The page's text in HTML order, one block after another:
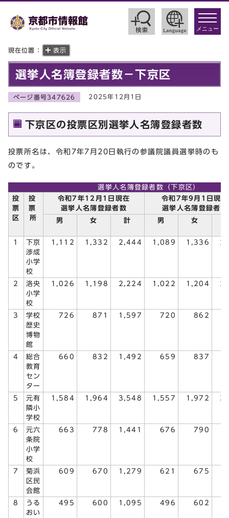
toggle
メニュー
現在位置： 表示
選挙人名簿登録者数－下京区
ページ番号347626 2025年12月1日
下京区の投票区別選挙人名簿登録者数
投票所名は、令和7年7月20日執行の参議院議員選挙時のも
のです。
選挙人名簿登録者数（下京区）
投
票
区
投
票
所
令和7年12月1日現在
選挙人名簿登録者数
令和7年9月1日現在
選挙人名簿登録者数
男
女 計 男 女
1
下京
渉成
小学
校
1,112 1,332 2,444 1,089 1,336
2
洛央
小学
校
1,026 1,198 2,224 1,022 1,204
3
学校
歴史
博物
館
726 871 1,597 720 862
4
総合
教育
セン
ター
660 832 1,492 659 837
5
元有
隣小
学校
1,584 1,964 3,548 1,557 1,972
6
元六
条院
小学
校
663 778 1,441 676 790
7
菊浜
区民
会館
609 670 1,279 621 675
8
うる
おい
495 600 1,095 496 602